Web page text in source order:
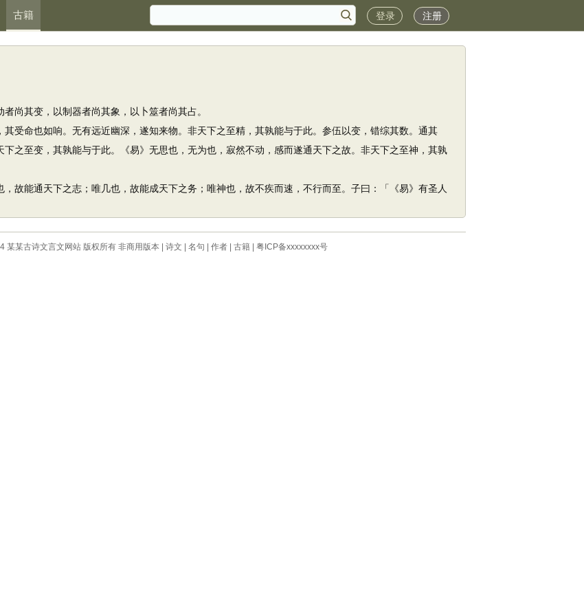
古籍 登录 注册
其变，以制器者尚其象，以卜筮者尚其占。
命也如响。无有远近幽深，遂知来物。非天下之至精，其孰能与于此。参伍以变，错综其数。通其
之至变，其孰能与于此。《易》无思也，无为也，寂然不动，感而遂通天下之故。非天下之至神，其孰
能通天下之志；唯几也，故能成天下之务；唯神也，故不疾而速，不行而至。子曰：「《易》有圣人
某古诗文言文网站 版权所有 非商用版本 | 诗文 名句 作者 古籍 粤ICP备xxxxxxxx号